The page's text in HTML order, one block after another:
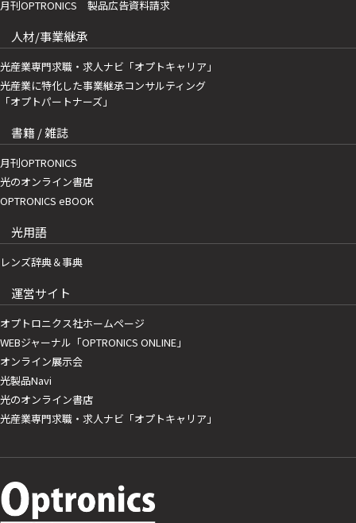
月刊OPTRONICS 製品広告資料請求
人材/事業継承
光産業専門求職・求人ナビ「オプトキャリア」
光産業に特化した事業継承コンサルティング
「オプトパートナーズ」
書籍 / 雑誌
月刊OPTRONICS
光のオンライン書店
OPTRONICS eBOOK
光用語
レンズ辞典＆事典
運営サイト
オプトロニクス社ホームページ
WEBジャーナル「OPTRONICS ONLINE」
オンライン展示会
光製品Navi
光のオンライン書店
光産業専門求職・求人ナビ「オプトキャリア」